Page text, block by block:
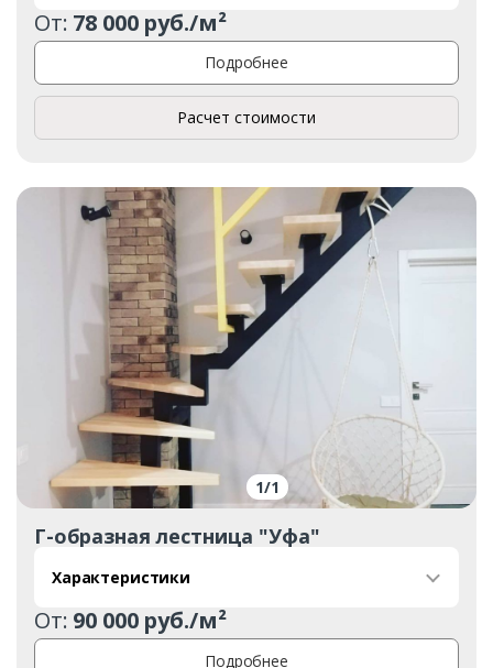
Заказать
Ваше имя*
Ваш телефон*
Комментарий к заказу
От: 78 000 руб./м²
Подробнее
Расчет стоимости
1/1
Г-образная лестница "Уфа"
Характеристики
От: 90 000 руб./м²
Подробнее